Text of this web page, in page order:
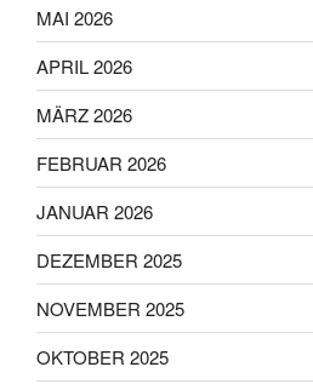
MAI 2026
APRIL 2026
MÄRZ 2026
FEBRUAR 2026
JANUAR 2026
DEZEMBER 2025
NOVEMBER 2025
OKTOBER 2025